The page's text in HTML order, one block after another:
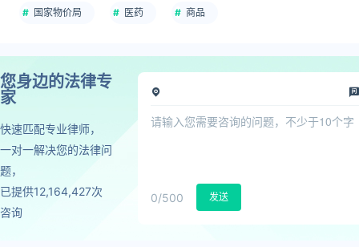
国家物价局 医药 商品
您身边的法律专
家
快速匹配专业律师，
一对一解决您的法律问
题，
已提供12,164,427次
咨询
0/500 发送